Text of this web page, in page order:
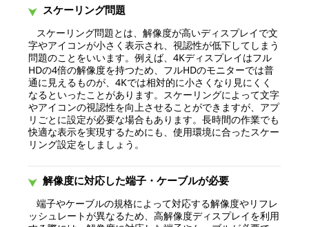
スケーリング問題
スケーリング問題とは、解像度が高いディスプレイで文
字やアイコンが小さく表示され、視認性が低下してしまう
問題のことをいいます。例えば、4Kディスプレイはフル
HDの4倍の解像度を持つため、フルHDのモニターでは普
通に見えるものが、4Kでは相対的に小さくなり見にくく
なるといったことがあります。スケーリングによって文字
やアイコンの視認性を向上させることができますが、アプ
リごとに設定が必要な場合もあります。長時間の作業でも
快適な表示を実現するためにも、使用環境に合ったスケー
リング設定をしましょう。
解像度に対応した端子・ケーブルが必要
端子やケーブルの規格によって対応する解像度やリフレ
ッシュレートが異なるため、高解像度ディスプレイを利用